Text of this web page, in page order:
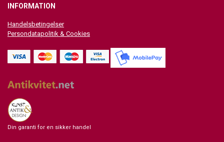
INFORMATION
Handelsbetingelser
Persondatapolitik & Cookies
Din garanti for en sikker handel